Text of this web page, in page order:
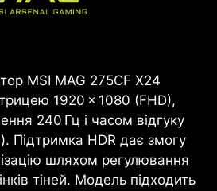
MSI MAG 275CF X24
1920 × 1080 (FHD),
240 Гц і часом відгуку
Підтримка HDR дає змогу
шляхом регулювання
тіней. Модель підходить